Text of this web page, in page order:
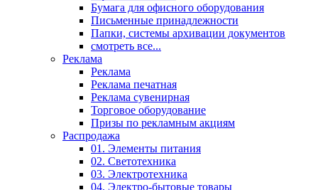
Бумага для офисного оборудования
Письменные принадлежности
Папки, системы архивации документов
смотреть все...
Реклама
Реклама
Реклама печатная
Реклама сувенирная
Торговое оборудование
Призы по рекламным акциям
Распродажа
01. Элементы питания
02. Светотехника
03. Электротехника
04. Электро-бытовые товары